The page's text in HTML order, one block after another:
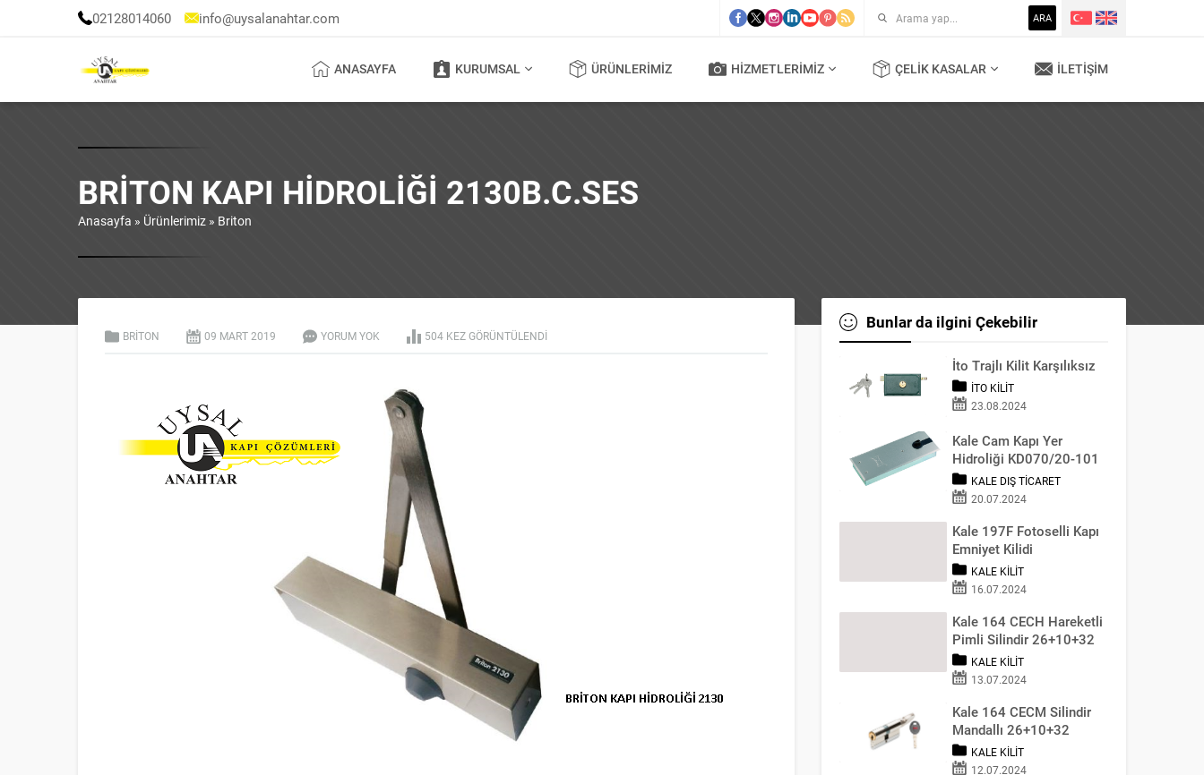
02128014060 info@uysalanahtar.com ARA
ANASAYFA KURUMSAL ÜRÜNLERIMIZ HIZMETLERIMIZ ÇELIK KASALAR İLETIŞIM
BRITON KAPI HIDROLIĞI 2130B.C.SES
Anasayfa » Ürünlerimiz » Briton
BRITON 09 MART2019 YORUM YOK 504 KEZ GÖRÜNTÜLENDI
Bunlar da ilgini Çekebilir
İto Trajlı Kilit Karşılıksız
İTO KILIT
23.08.2024
Kale Cam Kapı Yer
Hidroliği KD070/20-101
KALE DIŞ TICARET
20.07.2024
Kale 197F Fotoselli Kapı
Emniyet Kilidi
KALE KILIT
16.07.2024
Kale 164 CECH Hareketli
Pimli Silindir 26+10+32
KALE KILIT
13.07.2024
Kale 164 CECM Silindir
Mandallı 26+10+32
(68MM)
KALE KILIT
12.07.2024